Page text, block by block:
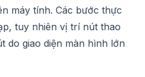
máy tính. Các bước thực
tuy nhiên vị trí nút thao
do giao diện màn hình lớn